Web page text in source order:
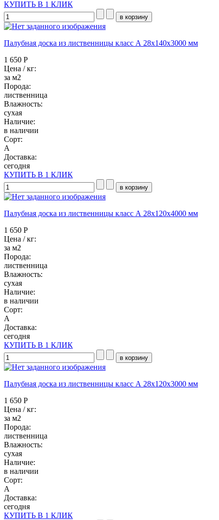
КУПИТЬ В 1 КЛИК
Палубная доска из лиственницы класс А 28x140x3000 мм
1 650 Р
Цена / кг:
за м2
Порода:
лиственница
Влажность:
сухая
Наличие:
в наличии
Сорт:
А
Доставка:
сегодня
КУПИТЬ В 1 КЛИК
Палубная доска из лиственницы класс А 28x120x4000 мм
1 650 Р
Цена / кг:
за м2
Порода:
лиственница
Влажность:
сухая
Наличие:
в наличии
Сорт:
А
Доставка:
сегодня
КУПИТЬ В 1 КЛИК
Палубная доска из лиственницы класс А 28x120x3000 мм
1 650 Р
Цена / кг:
за м2
Порода:
лиственница
Влажность:
сухая
Наличие:
в наличии
Сорт:
А
Доставка:
сегодня
КУПИТЬ В 1 КЛИК